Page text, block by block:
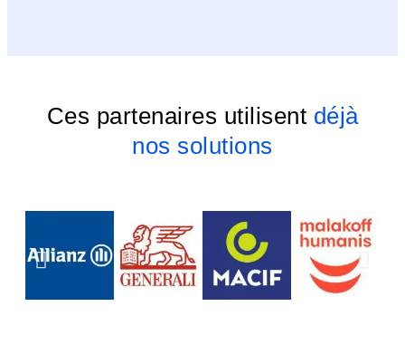
Ces partenaires utilisent déjà
nos solutions